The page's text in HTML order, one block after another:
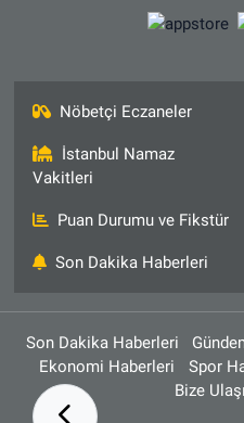
Nöbetçi Eczaneler
İstanbul Namaz
Vakitleri
Puan Durumu ve Fikstür
Son Dakika Haberleri
Son Dakika Haberleri
Ekonomi Haberleri
Spor
Bize